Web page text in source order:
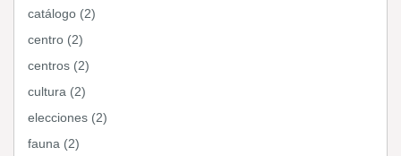
catálogo (2)
centro (2)
centros (2)
cultura (2)
elecciones (2)
fauna (2)